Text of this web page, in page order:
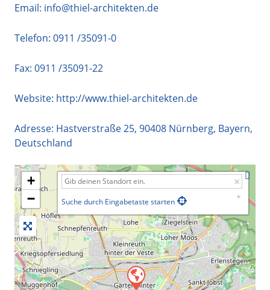
Email: info@thiel-architekten.de
Telefon: 0911 /35091-0
Fax: 0911 /35091-22
Website: http://www.thiel-architekten.de
Adresse: Hastverstraße 25, 90408 Nürnberg, Bayern,
Deutschland
+
−
Suche durch Eingabetaste starten